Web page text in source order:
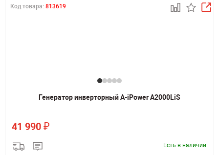
Код товара: 813619
Генератор инверторный A-iPower A2000LiS
41 990 ₽
Есть в наличии